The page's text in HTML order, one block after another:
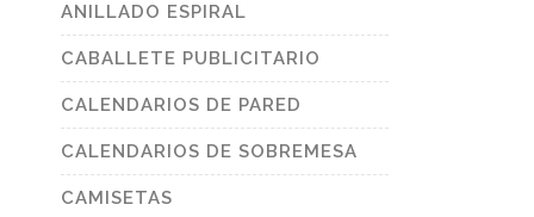
ANILLADO ESPIRAL
CABALLETE PUBLICITARIO
CALENDARIOS DE PARED
CALENDARIOS DE SOBREMESA
CAMISETAS